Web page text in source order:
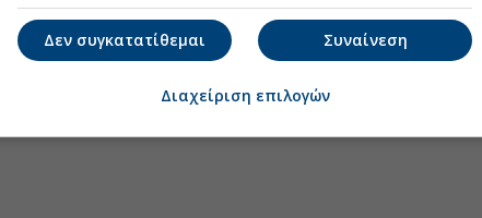
Συναίνεση
Δεν συγκατατίθεμαι
Διαχείριση επιλογών